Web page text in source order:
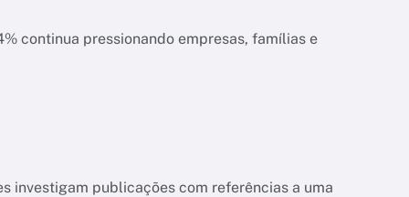
e
investigam publicações com referências a uma